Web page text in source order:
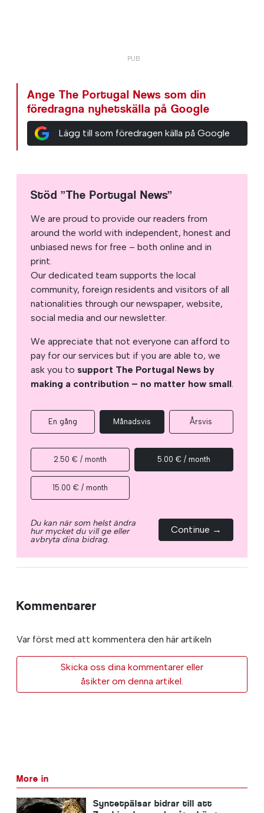
Ange The Portugal News som din
föredragna nyhetskälla på Google
Lägg till som föredragen källa på Google
Stöd ”The Portugal News”
We are proud to provide our readers from
around the world with independent, honest and
unbiased news for free – both online and in
print.
Our dedicated team supports the local
community, foreign residents and visitors of all
nationalities through our newspaper, website,
social media and our newsletter.
We appreciate that not everyone can afford to
pay for our services but if you are able to, we
ask you to support The Portugal News by
making a contribution – no matter how small.
En gång Månadsvis Årsvis
2.50 € / month 5.00 € / month
15.00 € / month
Du kan när som helst ändra
hur mycket du vill ge eller
avbryta dina bidrag.
Continue →
Kommentarer
Var först med att kommentera den här artikeln
Skicka oss dina kommentarer eller
åsikter om denna artikel.
More in
Syntetpälsar bidrar till att